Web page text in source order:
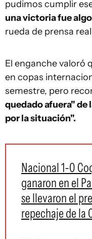
pudimos cumplir
una victoria fue
rueda de prensa
El enganche valoró
en copas
semestre, pero
quedado afuera" de
por la situación".
Nacional 1-0
ganaron en el
se llevaron el
repechaje de la